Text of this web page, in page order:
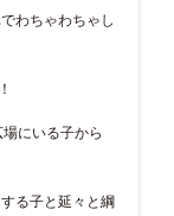
わちゃわちゃし
にいる子から
る子と延々と綱